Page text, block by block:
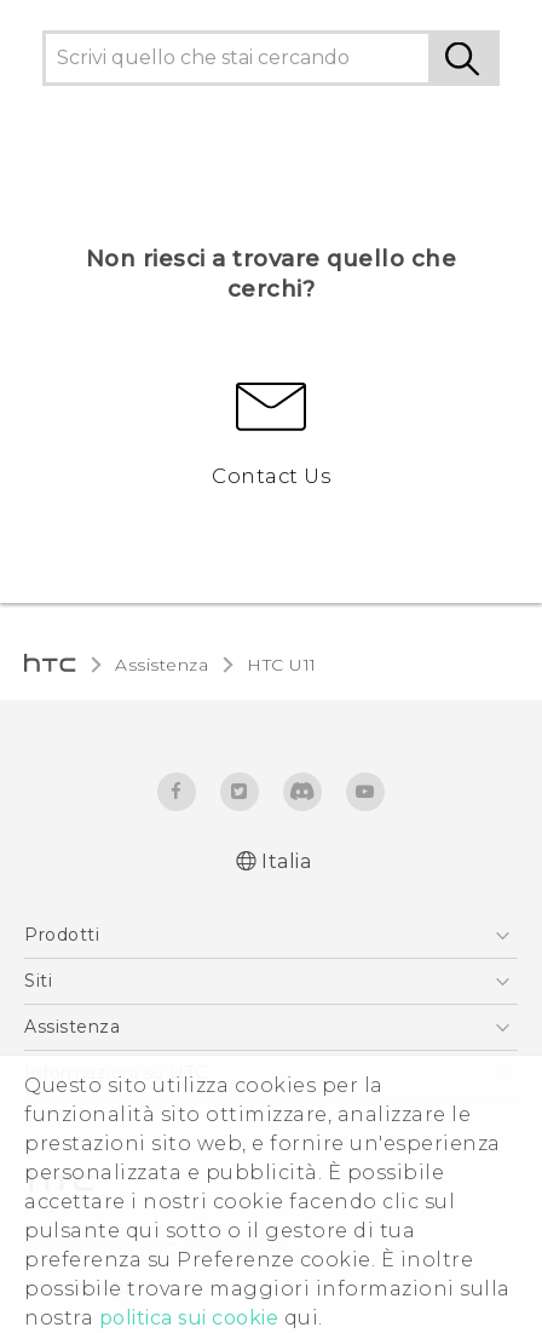
Questo sito utilizza cookies per la
funzionalità sito ottimizzare, analizzare le
prestazioni sito web, e fornire un'esperienza
personalizzata e pubblicità. È possibile
accettare i nostri cookie facendo clic sul
pulsante qui sotto o il gestore di tua
preferenza su Preferenze cookie. È inoltre
possibile trovare maggiori informazioni sulla
nostra politica sui cookie qui.
Non riesci a trovare quello che
cerchi?
Contact Us
Assistenza HTC U11‎
normativa (Dual Nano-Sim)
Italiano - Guida sulla sicurezza e sulla
normativa (Nano-Sim)
Italia
Prodotti
Smartphone
Vive
Accessori
Siti
HTC VIVE
Assistenza
Ecommerce Assistenza
Informazioni su HTC
ESG
Uffici Commerciali
Investitori (Inglese)
Cookie Preferences
Lavora con noi
Security and Privacy Whitepaper
© 2011-2026 HTC Corporation
Termini legali